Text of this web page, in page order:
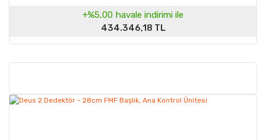
+%5,00 havale indirimi ile
434.346,18 TL